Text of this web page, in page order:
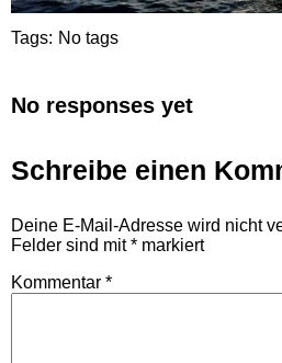
Tags: No tags
No responses yet
Schreibe einen
Deine E-Mail-Adresse wird nicht
Felder sind mit* markiert
Kommentar *